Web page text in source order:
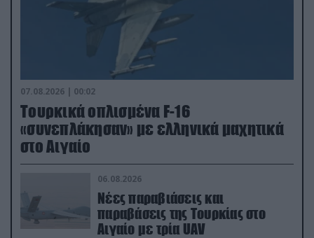
07.08.2026 | 00:02
Τουρκικά οπλισμένα F-16
«συνεπλάκησαν» με ελληνικά μαχητικά
στο Αιγαίο
06.08.2026
Νέες παραβιάσεις και
παραβάσεις της Τουρκίας στο
Αιγαίο με τρία UAV